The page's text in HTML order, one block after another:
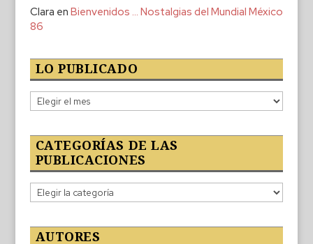
Clara en Bienvenidos … Nostalgias del Mundial México
86
LO PUBLICADO
Lo
publicado
CATEGORÍAS DE LAS
PUBLICACIONES
Categorías
de
publicaciones
AUTORES